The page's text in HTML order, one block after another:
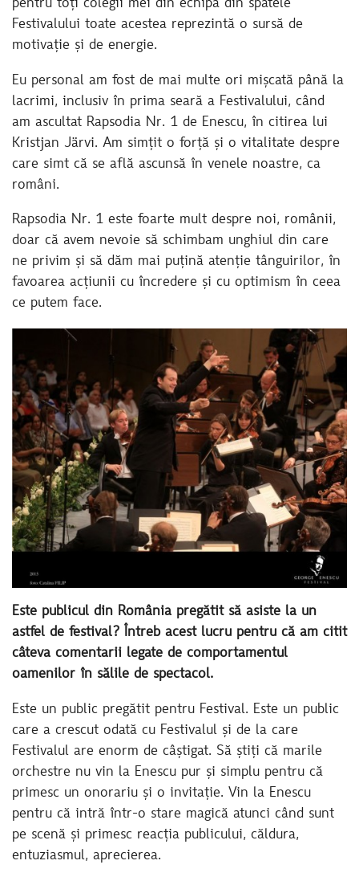
pentru toți colegii mei din echipa din spatele
Festivalului toate acestea reprezintă o sursă de
motivație și de energie.
Eu personal am fost de mai multe ori mișcată până la
lacrimi, inclusiv în prima seară a Festivalului, când
am ascultat Rapsodia Nr. 1 de Enescu, în citirea lui
Kristjan Järvi. Am simțit o forță și o vitalitate despre
care simt că se află ascunsă în venele noastre, ca
români.
Rapsodia Nr. 1 este foarte mult despre noi, românii,
doar că avem nevoie să schimbam unghiul din care
ne privim și să dăm mai puțină atenție tânguirilor, în
favoarea acțiunii cu încredere și cu optimism în ceea
ce putem face.
Este publicul din România pregătit să asiste la un
astfel de festival? Întreb acest lucru pentru că am citit
câteva comentarii legate de comportamentul
oamenilor în sălile de spectacol.
Este un public pregătit pentru Festival. Este un public
care a crescut odată cu Festivalul și de la care
Festivalul are enorm de câștigat. Să știți că marile
orchestre nu vin la Enescu pur și simplu pentru că
primesc un onorariu și o invitație. Vin la Enescu
pentru că intră într-o stare magică atunci când sunt
pe scenă și primesc reacția publicului, căldura,
entuziasmul, aprecierea.